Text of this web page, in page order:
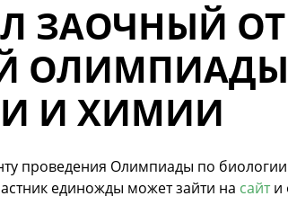
ЗАОЧНЫЙ
И ХИМИИ
проведения Олимпиады по
единожды может зайти на сайти